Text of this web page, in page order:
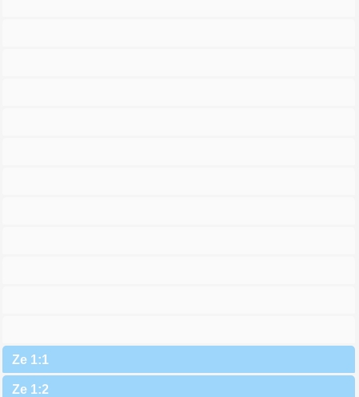
Ze 1:1
Ze 1:2